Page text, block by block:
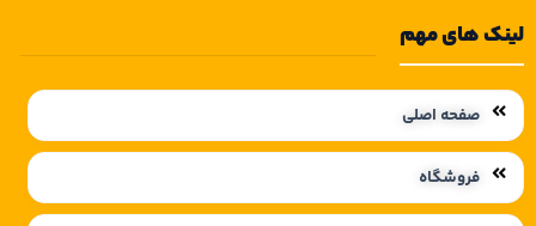
لینک های مهم
صفحه اصلی
فروشگاه